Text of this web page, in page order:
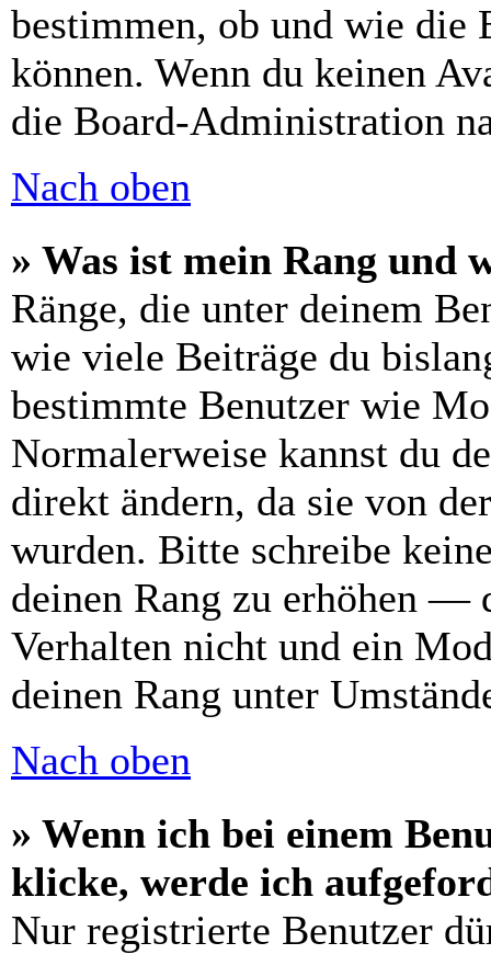
bestimmen, ob und wie die
können. Wenn du keinen
die Board-Administration
Nach oben
» Was ist mein Rang und
Ränge, die unter deinem
wie viele Beiträge du
bestimmte Benutzer wie
Normalerweise kannst du
direkt ändern, da sie von
wurden. Bitte schreibe
deinen Rang zu erhöhen —
Verhalten nicht und ein
deinen Rang unter
Nach oben
» Wenn ich bei einem
klicke, werde ich
Nur registrierte Benutzer